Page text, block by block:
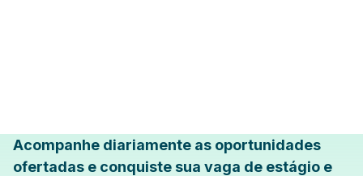
Acompanhe diariamente as oportunidades
ofertadas e conquiste sua vaga de estágio e